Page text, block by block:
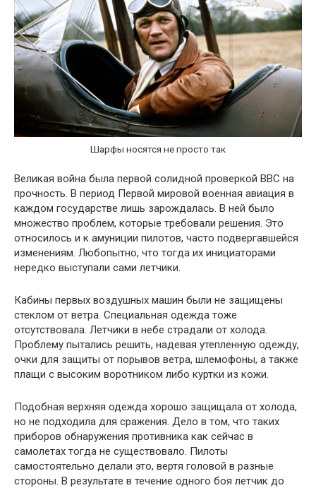
Шарфы носятся не просто так
Великая война была первой солидной проверкой ВВС на
прочность. В период Первой мировой военная авиация в
каждом государстве лишь зарождалась. В ней было
множество проблем, которые требовали решения. Это
относилось и к амуниции пилотов, часто подвергавшейся
изменениям. Любопытно, что тогда их инициаторами
нередко выступали сами летчики.
Кабины первых воздушных машин были не защищены
стеклом от ветра. Специальная одежда тоже
отсутствовала. Летчики в небе страдали от холода.
Проблему пытались решить, надевая утепленную одежду,
очки для защиты от порывов ветра, шлемофоны, а также
плащи с высоким воротником либо куртки из кожи.
Подобная верхняя одежда хорошо защищала от холода,
но не подходила для сражения. Дело в том, что таких
приборов обнаружения противника как сейчас в
самолетах тогда не существовало. Пилоты
самостоятельно делали это, вертя головой в разные
стороны. В результате в течение одного боя летчик до